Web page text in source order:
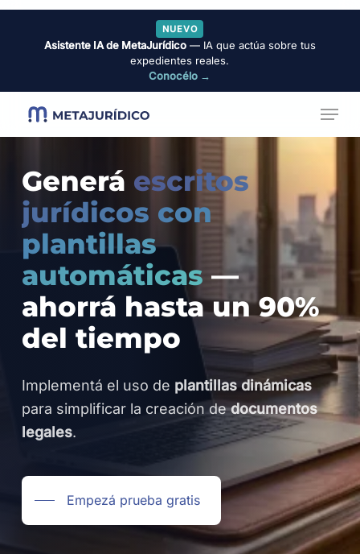
Skip
NUEVO
Asistente IA de MetaJurídico— IA que actúa sobre tus
expedientes reales.
Conocélo →
Menu
Generá escritos
jurídicos con
plantillas
automáticas —
ahorrá hasta un 90%
del tiempo
Implementá el uso de plantillas dinámicas
para simplificar la creación dedocumentos
legales.
Empezá prueba gratis